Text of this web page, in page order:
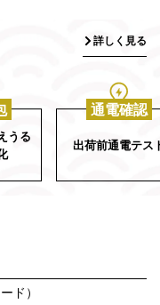
詳しく見る
うる
通電確認
出荷前通電テス
ド）